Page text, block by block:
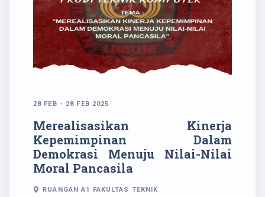
28 FEB - 28 FEB 2025
Merealisasikan Kinerja
Kepemimpinan Dalam
Demokrasi Menuju Nilai-Nilai
Moral Pancasila
RUANGAN A1 FAKULTAS TEKNIK